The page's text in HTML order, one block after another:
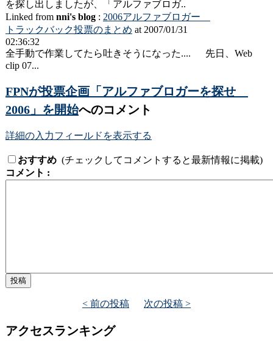
を探し出しましたが、「アルファブロガ..
Linked from nni's blog: 2006アルファブロガー
トラックバック投票のまとめ at 2007/01/31
02:36:32
全手動で作業してたら吐きそうになった.... 先日、Web
clip 07...
FPNが投票企画「アルファブロガーを探せ
2006」を開始へのコメント
詳細の入力フィールドを表示する
おすすめ(チェックしてコメントすると最新情報に掲載)
コメント :
< 前の投稿 次の投稿 >
アクセスランキング